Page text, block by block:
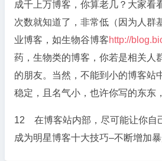
成千上万博客，你算老几？大家看
次数就知道了，非常低（因为人群
业博客，如生物谷博客http://
药，生物类的博客，你若是相关人
的朋友。当然，不能到小的博客站
稳定，且名气小，也许你写的东东
12 在博客站内部，尽可能让你自
成为明星博客十大技巧–不断增加暴